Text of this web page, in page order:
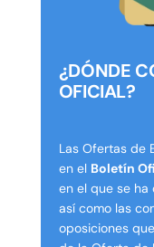
¿DÓNDE
OFICIAL?
Las Ofertas de
en el Boletín
en el que se ha
así como las
oposiciones